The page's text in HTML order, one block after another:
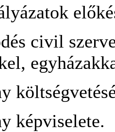
civil
képviselete.